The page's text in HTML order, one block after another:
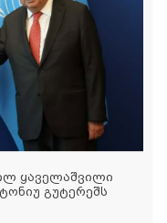
ყაველაშვილი
გუტერეშს